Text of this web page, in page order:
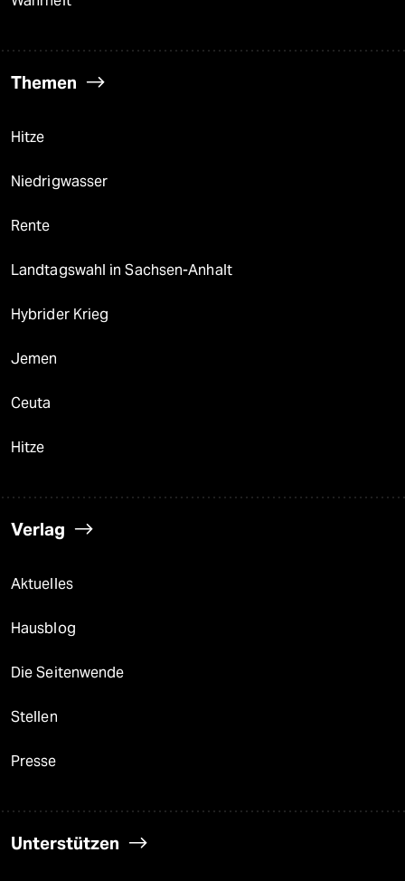
Themen
Hitze
Niedrigwasser
Rente
Landtagswahl in Sachsen-Anhalt
Hybrider Krieg
Jemen
Ceuta
Hitze
Verlag
Aktuelles
Hausblog
Die Seitenwende
Stellen
Presse
Unterstützen